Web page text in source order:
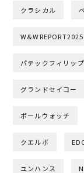
クラシカル
W&WREPORT2025
パテックフィリップ
グランドセイコー
ボールウォッチ
クエルボ
ユンハンス